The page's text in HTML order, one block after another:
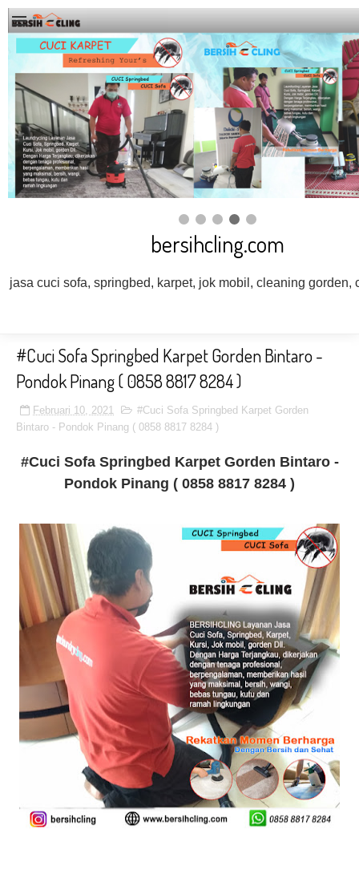
bersihcling.com
jasa cuci sofa, springbed, karpet, jok mobil, cleaning gorden,
#Cuci Sofa Springbed Karpet Gorden Bintaro -
Pondok Pinang ( 0858 8817 8284 )
Februari 10, 2021
#Cuci Sofa Springbed Karpet Gorden
Bintaro - Pondok Pinang ( 0858 8817 8284 )
#Cuci Sofa Springbed Karpet Gorden Bintaro -
Pondok Pinang ( 0858 8817 8284 )